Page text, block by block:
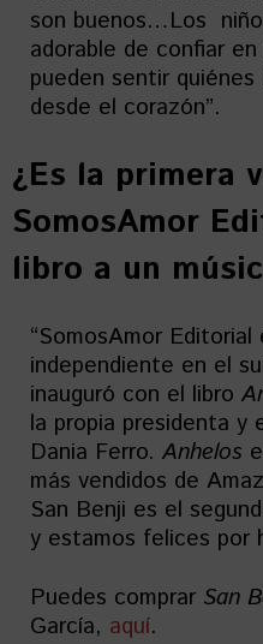
son buenos…Los
adorable de confiar
pueden sentir
desde el corazón”.
¿Es la primera
SomosAmor
libro a un
“SomosAmor
independiente en el
inauguró con el libro
la propia presidenta y
Dania Ferro. Anhelos
más vendidos de
San Benji es el
y estamos felices por
Puedes comprar San
García, aquí.